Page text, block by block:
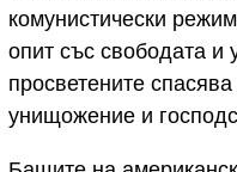
комунистически
опит със свободата и
просветените
унищожение и